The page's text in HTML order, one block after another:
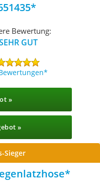
Bewertung:
GUT
»
»
Sieger